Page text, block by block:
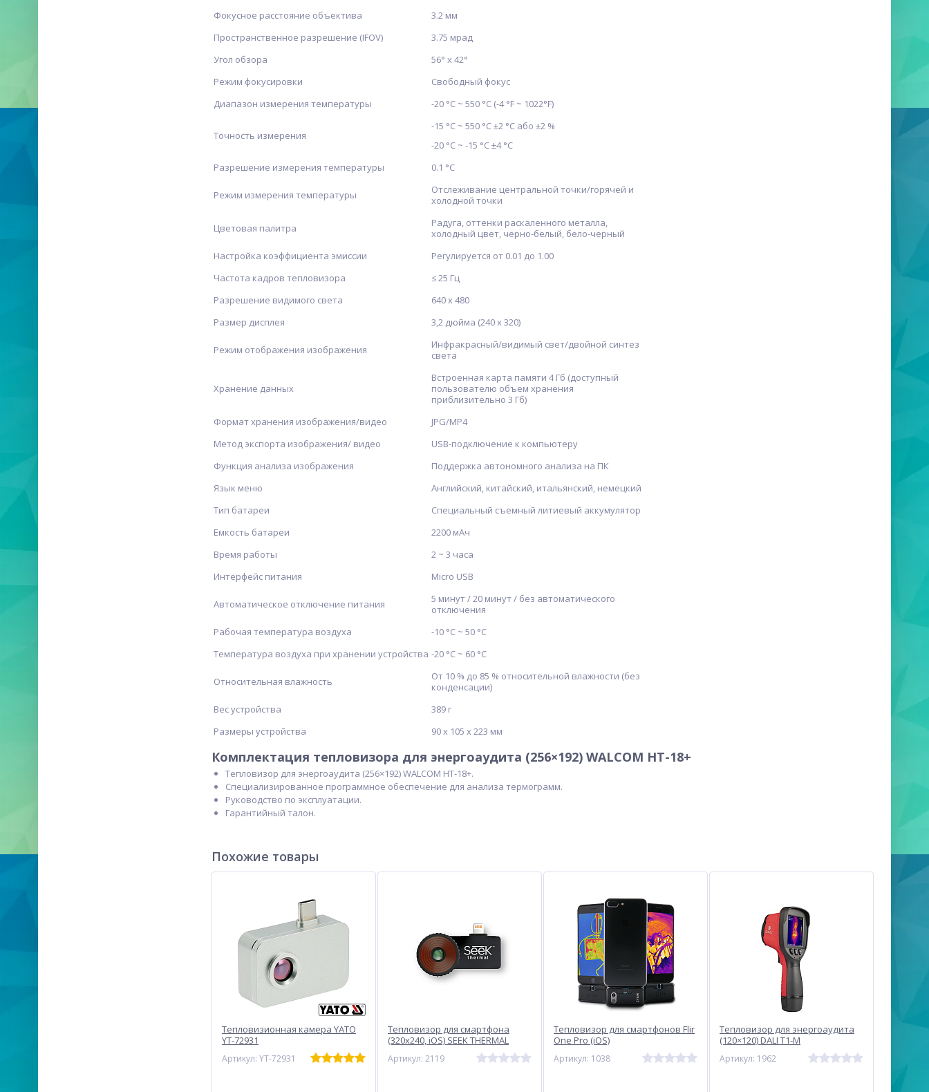
Фокусное расстояние объектива
3.2 мм
Пространственное разрешение (IFOV)
3.75 мрад
Угол обзора
56° х 42°
Режим фокусировки
Свободный фокус
Диапазон измерения температуры
-20 °С ~ 550 °С (-4 °F ~ 1022°F)
Точность измерения
-15 °С ~ 550 °С ±2 °С або ±2 %
-20 °С ~ -15 °С ±4 °С
Разрешение измерения температуры
0.1 °С
Режим измерения температуры
Отслеживание центральной точки/горячей и
холодной точки
Цветовая палитра
Радуга, оттенки раскаленного металла,
холодный цвет, черно-белый, бело-черный
Настройка коэффициента эмиссии
Регулируется от 0.01 до 1.00
Частота кадров тепловизора
≤ 25 Гц
Разрешение видимого света
640 х 480
Размер дисплея
3,2 дюйма (240 х 320)
Режим отображения изображения
Инфракрасный/видимый свет/двойной синтез
света
Хранение данных
Встроенная карта памяти 4 Гб (доступный
пользователю объем хранения
приблизительно 3 Гб)
Формат хранения изображения/видео
JPG/MP4
Метод экспорта изображения/ видео
USB-подключение к компьютеру
Функция анализа изображения
Поддержка автономного анализа на ПК
Язык меню
Английский, китайский, итальянский, немецкий
Тип батареи
Специальный съемный литиевый аккумулятор
Емкость батареи
2200 мАч
Время работы
2 ~ 3 часа
Интерфейс питания
Micro USB
Автоматическое отключение питания
5 минут / 20 минут / без автоматического
отключения
Рабочая температура воздуха
-10 °С ~ 50 °С
Температура воздуха при хранении устройства -20 °С ~ 60 °С
Относительная влажность
От 10 % до 85 % относительной влажности (без
конденсации)
Вес устройства
389 г
Размеры устройства
90 х 105 х 223 мм
Комплектация тепловизора для энергоаудита (256×192) WALCOM HT-18+
Тепловизор для энергоаудита (256×192) WALCOM HT-18+.
Специализированное программное обеспечение для анализа термограмм.
Руководство по эксплуатации.
Гарантийный талон.
Похожие товары
Тепловизионная камера YATO
YT-72931
Артикул: YT-72931
Тепловизор для смартфона
(320x240, iOS) SEEK THERMAL
Артикул: 2119
Тепловизор для смартфонов Flir
One Pro (iOS)
Артикул: 1038
Тепловизор для энергоаудита
(120×120) DALI T1-M
Артикул: 1962